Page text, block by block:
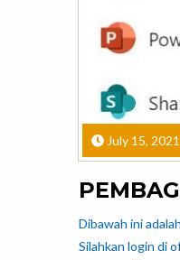
July 15, 2021
Dibawah ini
Silahkan login di